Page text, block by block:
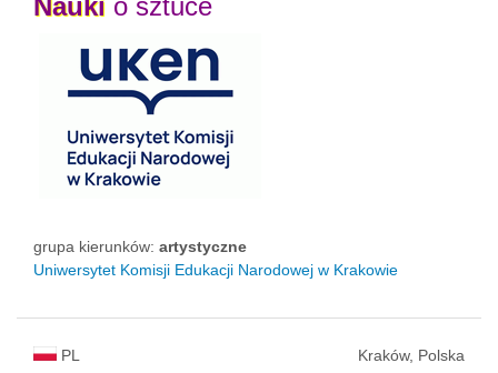
Nauki o sztuce
grupa kierunków: artystyczne
Uniwersytet Komisji Edukacji Narodowej w Krakowie
PL Kraków, Polska